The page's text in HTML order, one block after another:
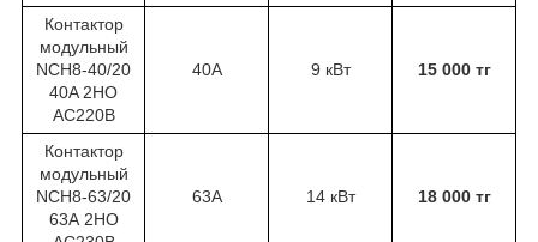
Контактор
модульный
NCH8-40/20
40A 2НО
АС220В
40А 9 кВт 15 000 тг
Контактор
модульный
NCH8-63/20
63А 2НО
63А 14 кВт 18 000 тг